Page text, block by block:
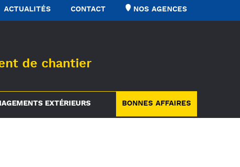
ACTUALITÉS CONTACT NOS AGENCES
de chantier
EXTÉRIEURS BONNES AFFAIRES